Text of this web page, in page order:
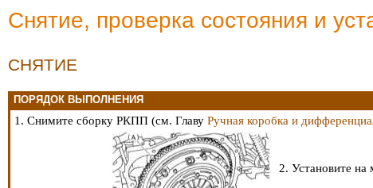
Снятие, проверка состояния и
СНЯТИЕ
ПОРЯДОК ВЫПОЛНЕНИЯ
1. Снимите сборку РКПП (см. Главу Ручная коробка и
2. Установите